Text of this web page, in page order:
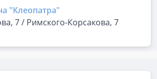
"Клеопатра"
7 / Римского-Корсакова, 7